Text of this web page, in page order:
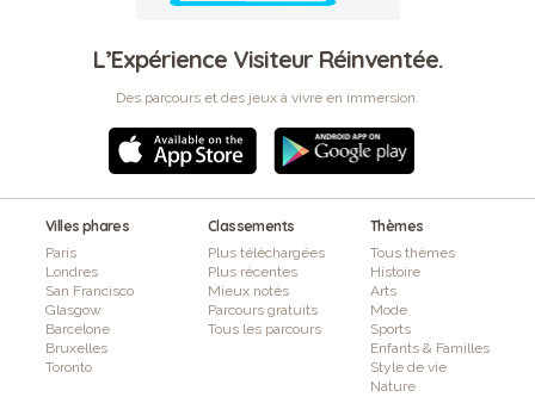
L’Expérience Visiteur Réinventée.
Des parcours et des jeux à vivre en immersion.
Villes phares
Paris
Londres
San Francisco
Glasgow
Barcelone
Bruxelles
Toronto
Classements
Plus téléchargées
Plus récentes
Mieux notés
Parcours gratuits
Tous les parcours
Thèmes
Tous thèmes
Histoire
Arts
Mode
Sports
Enfants & Familles
Style de vie
Nature